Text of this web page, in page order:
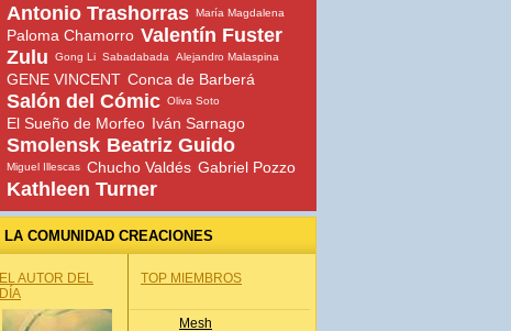
Antonio Trashorras María Magdalena
Paloma Chamorro Valentín Fuster
Zulu
Gong Li Sabadabada Alejandro Malaspina
GENE VINCENT Conca de Barberá
Salón del Cómic Oliva Soto
El Sueño de Morfeo Iván Sarnago
Smolensk Beatriz Guido
Miguel Illescas Chucho Valdés Gabriel Pozzo
Kathleen Turner
LA COMUNIDAD CREACIONES
EL AUTOR DEL
DÍA
TOP MIEMBROS
Mesh